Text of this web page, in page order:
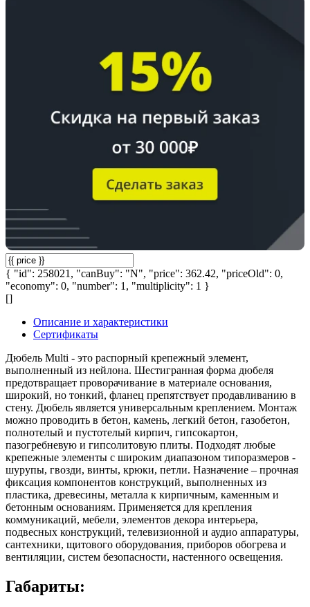
{ "id": 258021, "canBuy": "N", "price": 362.42, "priceOld": 0,
"economy": 0, "number": 1, "multiplicity": 1 }
[]
Описание и характеристики
Сертификаты
Дюбель Multi - это распорный крепежный элемент,
выполненный из нейлона. Шестигранная форма дюбеля
предотвращает проворачивание в материале основания,
широкий, но тонкий, фланец препятствует продавливанию в
стену. Дюбель является универсальным креплением. Монтаж
можно проводить в бетон, камень, легкий бетон, газобетон,
полнотелый и пустотелый кирпич, гипcокартон,
пазогребневую и гипсолитовую плиты. Подходят любые
крепежные элементы с широким диапазоном типоразмеров -
шурупы, гвозди, винты, крюки, петли. Назначение – прочная
фиксация компонентов конструкций, выполненных из
пластика, древесины, металла к кирпичным, каменным и
бетонным основаниям. Применяется для крепления
коммуникаций, мебели, элементов декора интерьера,
подвесных конструкций, телевизионной и аудио аппаратуры,
сантехники, щитового оборудования, приборов обогрева и
вентиляции, систем безопасности, настенного освещения.
Габариты: